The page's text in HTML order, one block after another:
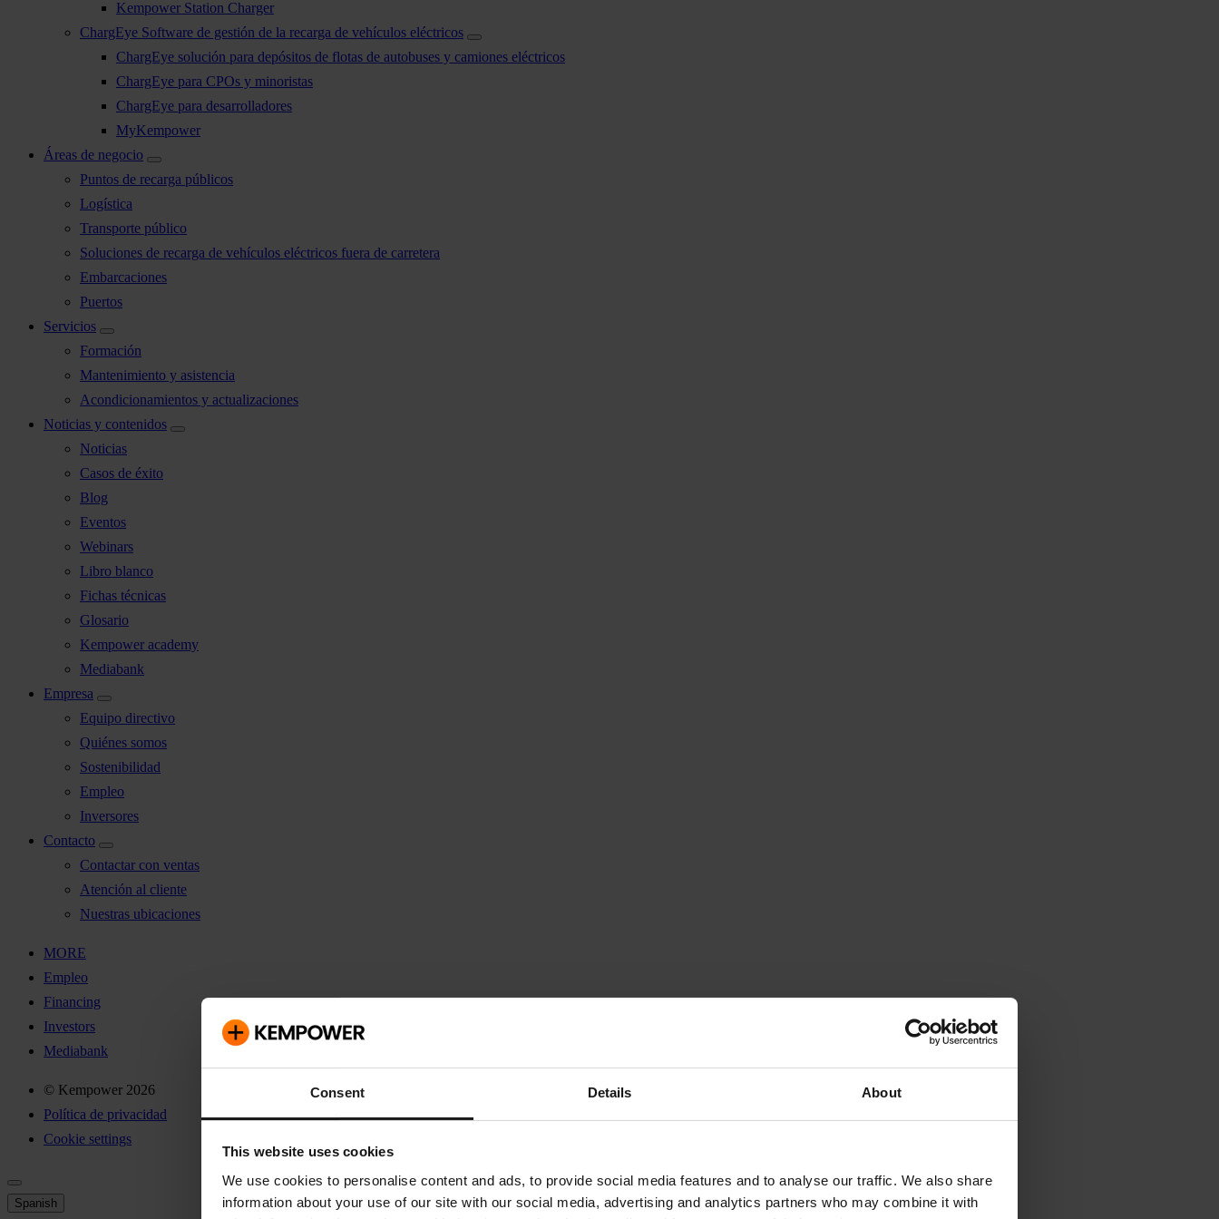
Consent Details About
This website uses cookies
We use cookies to personalise content and ads, to provide social media features and to analyse our traffic. We also share
information about your use of our site with our social media, advertising and analytics partners who may combine it with
Kempower Station Charger
ChargEye Software de gestión de la recarga de vehículos eléctricos
ChargEye solución para depósitos de flotas de autobuses y camiones eléctricos
ChargEye para CPOs y minoristas
ChargEye para desarrolladores
MyKempower
Áreas de negocio
Puntos de recarga públicos
Logística
Transporte público
Soluciones de recarga de vehículos eléctricos fuera de carretera
Embarcaciones
Puertos
Servicios
Formación
Mantenimiento y asistencia
Acondicionamientos y actualizaciones
Noticias y contenidos
Noticias
Casos de éxito
Blog
Eventos
Webinars
Libro blanco
Fichas técnicas
Glosario
Kempower academy
Mediabank
Empresa
Equipo directivo
Quiénes somos
Sostenibilidad
Empleo
Inversores
Contacto
Contactar con ventas
Atención al cliente
Nuestras ubicaciones
MORE
Empleo
Financing
Investors
Mediabank
© Kempower 2026
Política de privacidad
Cookie settings
Spanish